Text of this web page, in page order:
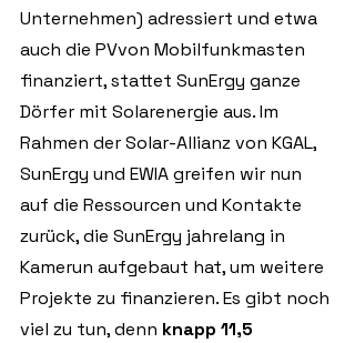
Unternehmen) adressiert und etwa
auch die PVvon Mobilfunkmasten
finanziert, stattet SunErgy ganze
Dörfer mit Solarenergie aus. Im
Rahmen der Solar-Allianz von KGAL,
SunErgy und EWIA greifen wir nun
auf die Ressourcen und Kontakte
zurück, die SunErgy jahrelang in
Kamerun aufgebaut hat, um weitere
Projekte zu finanzieren. Es gibt noch
viel zu tun, denn knapp 11,5